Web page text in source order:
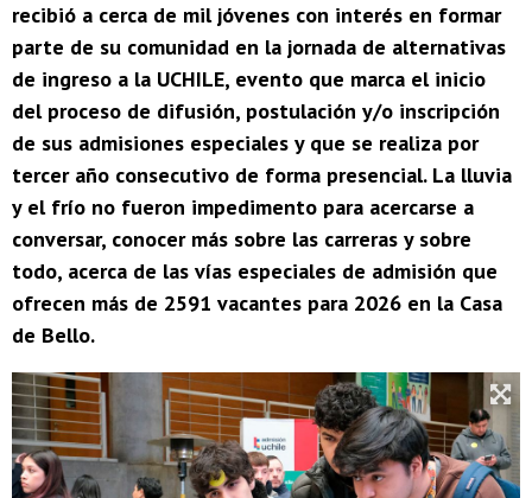
recibió a cerca de mil jóvenes con interés en formar
parte de su comunidad en la jornada de alternativas
de ingreso a la UCHILE, evento que marca el inicio
del proceso de difusión, postulación y/o inscripción
de sus admisiones especiales y que se realiza por
tercer año consecutivo de forma presencial. La lluvia
y el frío no fueron impedimento para acercarse a
conversar, conocer más sobre las carreras y sobre
todo, acerca de las vías especiales de admisión que
ofrecen más de 2591 vacantes para 2026 en la Casa
de Bello.